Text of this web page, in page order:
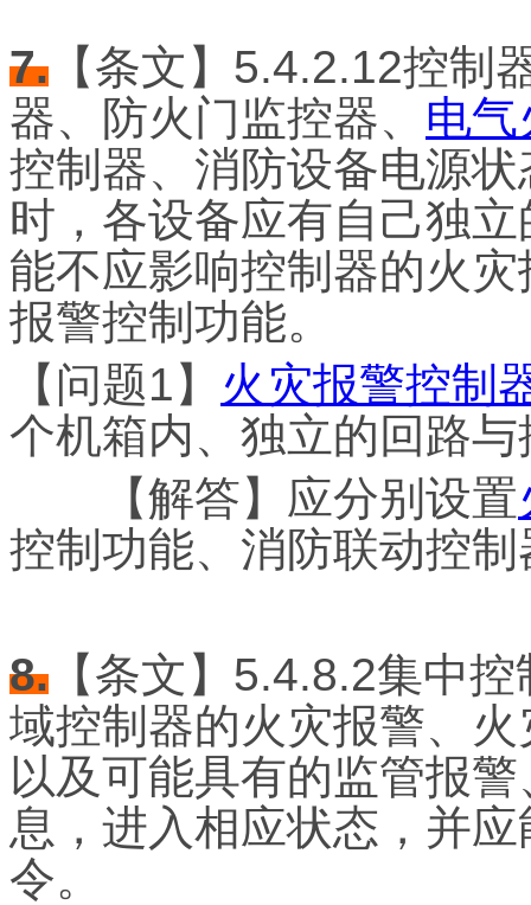
7. 【条文】5.4.2.12控制
器、防火门监控器、 电气
控制器、消防设备电源
时，各设备应有自己独
能不应影响控制器的火
报警控制功能。
【问题1】 火灾报警控制
个机箱内、独立的回路
【解答】应分别设置
控制功能、消防联动控
8. 【条文】5.4.8.2集中
域控制器的火灾报警、
以及可能具有的监管报
息，进入相应状态，并
令。